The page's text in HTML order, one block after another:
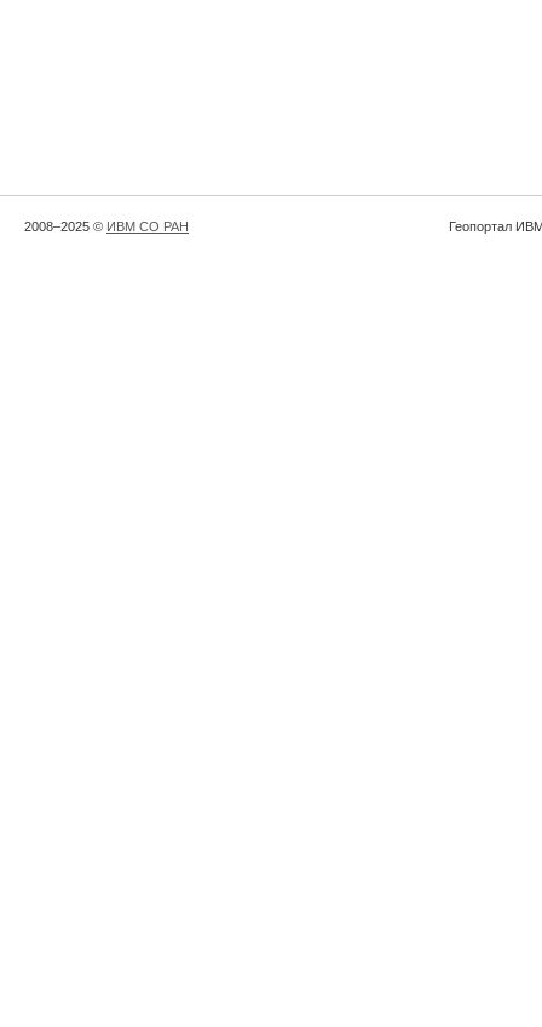
2008–2025 © ИВМ СО РАН Геопортал